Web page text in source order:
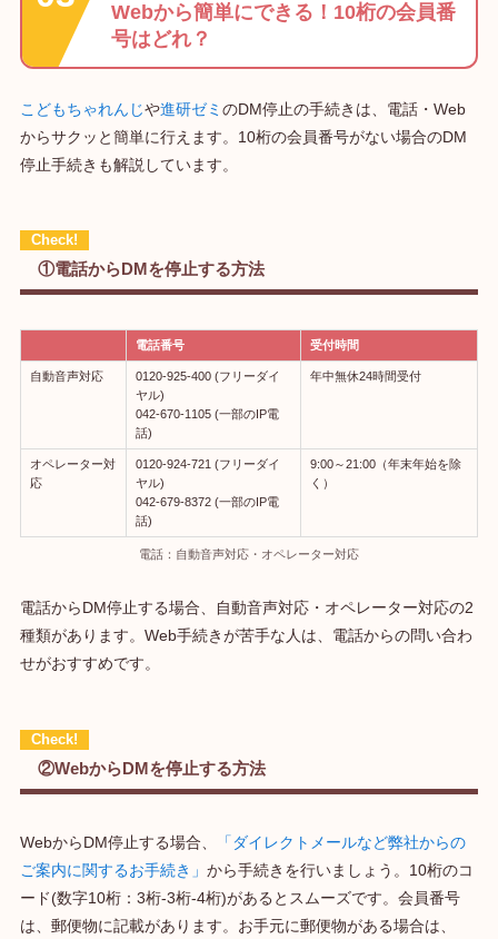
Webから簡単にできる！10桁の会員番
号はどれ？
こどもちゃれんじや進研ゼミ のDM停止の手続きは、電話・Web
からサクッと簡単に行えます。10桁の会員番号がない場合のDM
停止手続きも解説しています。
①電話からDMを停止する方法
電話番号 受付時間
自動音声対応
0120-925-400 (フリーダイ
ヤル)
042-670-1105 (一部のIP電
話)
年中無休24時間受付
オペレーター対
応
0120-924-721 (フリーダイ
ヤル)
042-679-8372 (一部のIP電
話)
9:00～21:00（年末年始を除
く）
電話：自動音声対応・オペレーター対応
電話からDM停止する場合、自動音声対応・オペレーター対応の2
種類があります。Web手続きが苦手な人は、電話からの問い合わ
せがおすすめです。
②WebからDMを停止する方法
WebからDM停止する場合、
「ダイレクトメールなど弊社からの
ご案内に関するお手続き」 から手続きを行いましょう。10桁のコ
ード(数字10桁：3桁-3桁-4桁)があるとスムーズです。会員番号
は、郵便物に記載があります。お手元に郵便物がある場合は、